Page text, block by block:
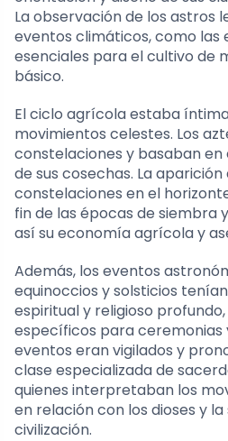
La observación de los astros
eventos climáticos, como las
esenciales para el cultivo de
básico.
El ciclo agrícola estaba
movimientos celestes. Los
constelaciones y basaban
de sus cosechas. La
constelaciones en el
fin de las épocas de siembra
así su economía agrícola y
Además, los eventos
equinoccios y solsticios
espiritual y religioso
específicos para ceremonias
eventos eran vigilados y
clase especializada de
quienes interpretaban los
en relación con los dioses y
civilización.